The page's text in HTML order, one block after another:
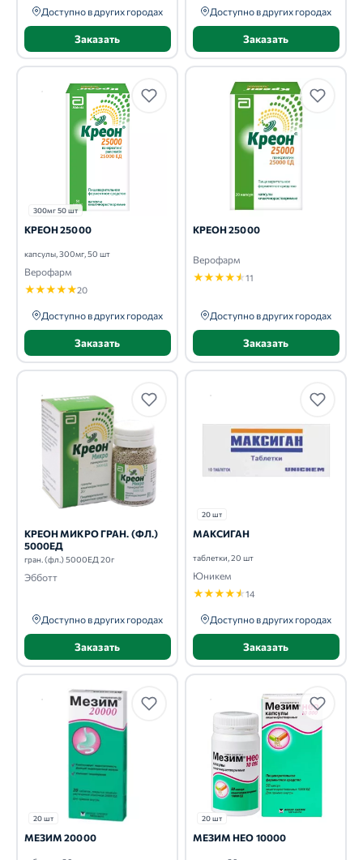
Доступно в других городах
Заказать
Доступно в других городах
Заказать
300мг 50 шт
КРЕОН 25000
капсулы, 300мг, 50 шт
Верофарм
★★★★★20
Доступно в других городах
Заказать
КРЕОН 25000
Верофарм
★★★★★11
Доступно в других городах
Заказать
КРЕОН МИКРО ГРАН. (ФЛ.)
5000ЕД
гран. (фл.) 5000ЕД 20г
Эбботт
Доступно в других городах
Заказать
20 шт
МАКСИГАН
таблетки, 20 шт
Юникем
★★★★★14
Доступно в других городах
Заказать
20 шт
МЕЗИМ 20000
20 шт
МЕЗИМ НЕО 10000